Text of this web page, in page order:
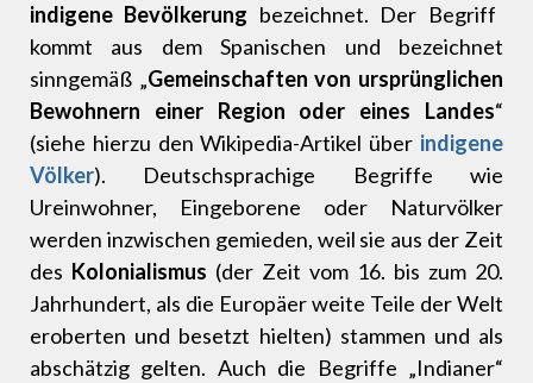
indigene Bevölkerung bezeichnet. Der Begriff
kommt aus dem Spanischen und bezeichnet
sinngemäß „Gemeinschaften von ursprünglichen
Bewohnern einer Region oder eines Landes“
(siehe hierzu den Wikipedia-Artikel über indigene
Völker). Deutschsprachige Begriffe wie
Ureinwohner, Eingeborene oder Naturvölker
werden inzwischen gemieden, weil sie aus der Zeit
des Kolonialismus (der Zeit vom 16. bis zum 20.
Jahrhundert, als die Europäer weite Teile der Welt
eroberten und besetzt hielten) stammen und als
abschätzig gelten. Auch die Begriffe „Indianer“